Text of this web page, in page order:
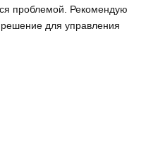
проблемой. Рекомендую
для управления